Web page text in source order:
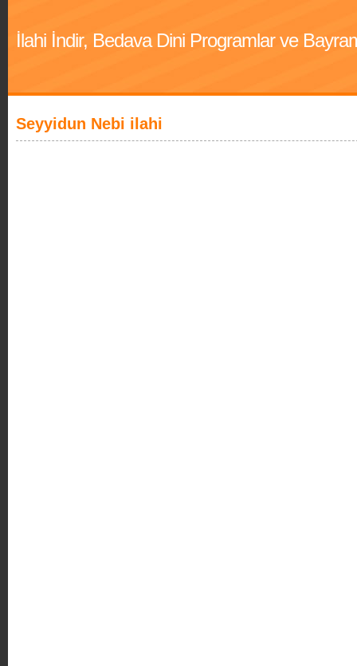
İlahi İndir, Bedava Dini Programlar ve
Seyyidun Nebi ilahi